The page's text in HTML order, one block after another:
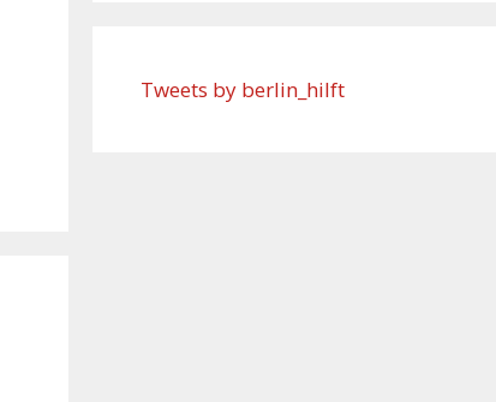
Tweets by berlin_hilft